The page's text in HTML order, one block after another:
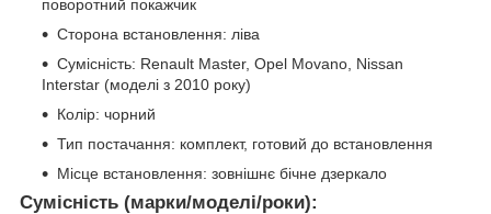
поворотний покажчик
Сторона встановлення: ліва
Сумісність: Renault Master, Opel Movano, Nissan
Interstar (моделі з 2010 року)
Колір: чорний
Тип постачання: комплект, готовий до встановлення
Місце встановлення: зовнішнє бічне дзеркало
Сумісність (марки/моделі/роки):